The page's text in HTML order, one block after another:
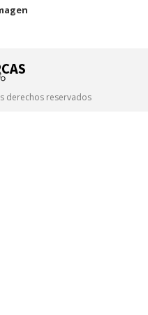
derechos reservados